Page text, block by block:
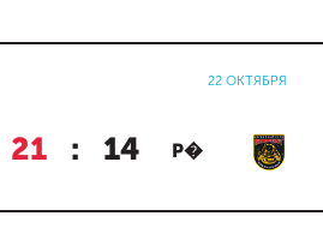
22 ОКТЯБРЯ
21 : 14 Р�